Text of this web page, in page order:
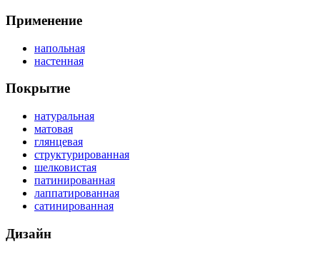
Применение
напольная
настенная
Покрытие
натуральная
матовая
глянцевая
структурированная
шелковистая
патинированная
лаппатированная
сатинированная
Дизайн